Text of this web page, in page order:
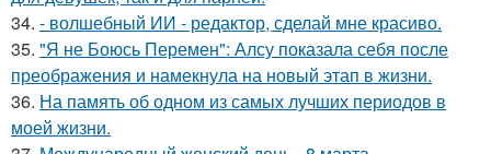
34. - волшебный ИИ - редактор, сделай мне красиво.
35. "Я не Боюсь Перемен": Алсу показала себя после
преображения и намекнула на новый этап в жизни.
36. На память об одном из самых лучших периодов в
моей жизни.